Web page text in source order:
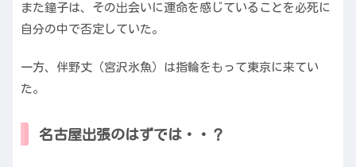
また鐘子は、その出会いに運命を感じていることを必死に
自分の中で否定していた。
一方、伴野丈（宮沢氷魚）は指輪をもって東京に来てい
た。
名古屋出張のはずでは・・？